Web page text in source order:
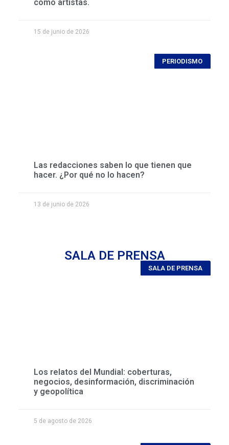
como artistas.
15 de junio de 2026
PERIODISMO
Las redacciones saben lo que tienen que
hacer. ¿Por qué no lo hacen?
13 de junio de 2026
SALA DE PRENSA
SALA DE PRENSA
Los relatos del Mundial: coberturas,
negocios, desinformación, discriminación
y geopolítica
5 de agosto de 2026